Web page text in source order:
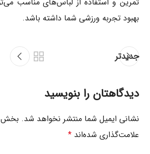
بهبود تجربه ورزشی شما داشته باشد.
جدیدتر
دیدگاهتان را بنویسید
نشانی ایمیل شما منتشر نخواهد شد.
علامت‌گذاری شده‌اند*